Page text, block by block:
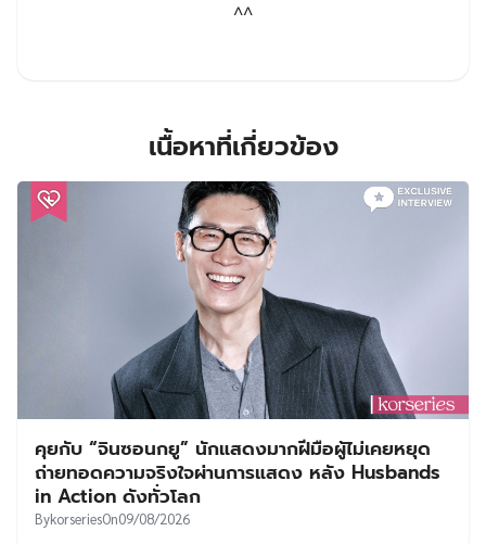
^^
เนื้อหาที่เกี่ยวข้อง
คุยกับ “จินซอนกยู” นักแสดงมากฝีมือผู้ไม่เคยหยุด
ถ่ายทอดความจริงใจผ่านการแสดง หลัง Husbands
in Action ดังทั่วโลก
BykorseriesOn09/08/2026